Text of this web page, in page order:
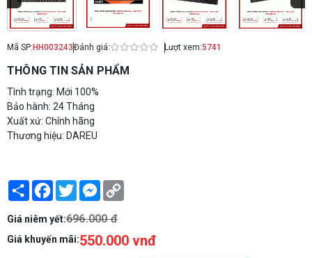
Mã SP: HH003243Đánh giá: Lượt xem:5741
THÔNG TIN SẢN PHẨM
Tình trạng: Mới 100%
Bảo hành: 24 Tháng
Xuất xứ: Chính hãng
Thương hiệu: DAREU
Share Facebook
TwitterMessenger
Giá niêm yết:696.000 đ
Giá khuyến mãi:550.000 vnđ